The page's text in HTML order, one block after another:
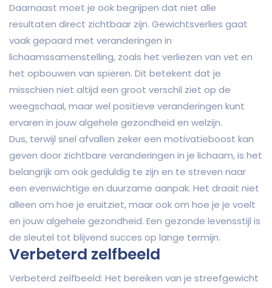
Daarnaast moet je ook begrijpen dat niet alle
resultaten direct zichtbaar zijn. Gewichtsverlies gaat
vaak gepaard met veranderingen in
lichaamssamenstelling, zoals het verliezen van vet en
het opbouwen van spieren. Dit betekent dat je
misschien niet altijd een groot verschil ziet op de
weegschaal, maar wel positieve veranderingen kunt
ervaren in jouw algehele gezondheid en welzijn.
Dus, terwijl snel afvallen zeker een motivatieboost kan
geven door zichtbare veranderingen in je lichaam, is het
belangrijk om ook geduldig te zijn en te streven naar
een evenwichtige en duurzame aanpak. Het draait niet
alleen om hoe je eruitziet, maar ook om hoe je je voelt
en jouw algehele gezondheid. Een gezonde levensstijl is
de sleutel tot blijvend succes op lange termijn.
Verbeterd zelfbeeld
Verbeterd zelfbeeld: Het bereiken van je streefgewicht